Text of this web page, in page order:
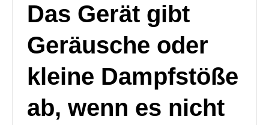
Das Gerät gibt
Geräusche oder
kleine Dampfstöße
ab, wenn es nicht